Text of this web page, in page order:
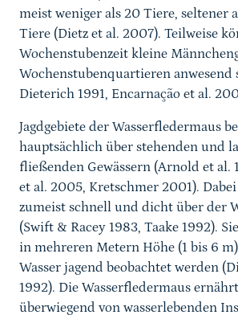
meist weniger als 20 Tiere, seltener
Tiere (Dietz et al. 2007). Teilweise
Wochenstubenzeit kleine
Wochenstubenquartieren
Dieterich 1991, Encarnação et al.
Jagdgebiete der Wasserfledermaus
hauptsächlich über stehenden und
fließenden Gewässern (Arnold et al.
et al. 2005, Kretschmer 2001).
zumeist schnell und dicht über der
(Swift & Racey 1983, Taake 1992).
in mehreren Metern Höhe (1 bis 6
Wasser jagend beobachtet werden
1992). Die Wasserfledermaus
überwiegend von wasserlebenden